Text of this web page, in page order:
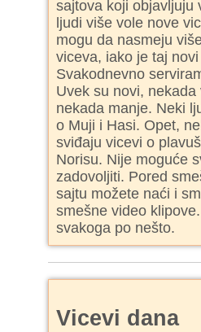
sajtova koji objavljuju
ljudi više vole nove
mogu da nasmeju
viceva, iako je taj
Svakodnevno
Uvek su novi, nekada
nekada manje. Neki
o Muji i Hasi. Opet,
sviđaju vicevi o
Norisu. Nije moguće
zadovoljiti. Pored
sajtu možete naći i
smešne video
svakoga po nešto.
Vicevi dana